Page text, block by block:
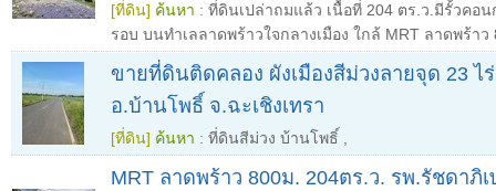
[ที่ดิน] ค้นหา : ที่ดินเปล่าถมแล้ว เนื้อที่ 204 ตร.ว.มีรั้วคอ
รอบ บนทำเลลาดพร้าวใจกลางเมือง ใกล้ MRT ลาดพร้าว
ขายที่ดินติดคลอง ผังเมืองสีม่วงลายจุด 23 ไ
อ.บ้านโพธิ์ จ.ฉะเชิงเทรา
[ที่ดิน] ค้นหา : ที่ดินสีม่วง บ้านโพธิ์
MRT ลาดพร้าว 800ม. 204ตร.ว. รพ.รัชดาภิ